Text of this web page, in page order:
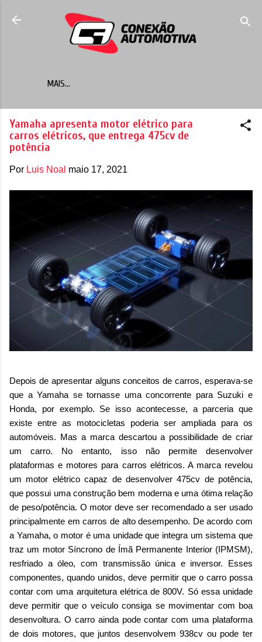
Pular para o conteúdo principal
MAIS…
Yamaha apresenta motor elétrico para
carros elétricos, que entrega 475cv de
potência
Por Luis Noal maio 17, 2021
Depois de apresentar alguns conceitos de carros, esperava-se
que a Yamaha se tornasse uma concorrente para Suzuki e
Honda, por exemplo. Se isso acontecesse, a parceria que
existe entre as motocicletas poderia ser ampliada para os
automóveis. Mas a marca descartou a possibilidade de criar
um carro. No entanto, isso não permite desenvolver
plataformas e motores para carros elétricos. A marca revelou
um motor elétrico capaz de desenvolver 475cv de potência,
que possui uma construção bem moderna e uma ótima relação
de peso/potência. O motor deve ser recomendado a ser usado
principalmente em carros de alto desempenho. De acordo com
a Yamaha, o motor é uma unidade que integra um sistema que
traz um motor Síncrono de Ímã Permanente Interior (IPMSM),
resfriado a óleo, com transmissão única e inversor. Esses
componentes, quando unidos, deve permitir que o carro possa
contar com uma arquitetura elétrica de 800V. Só essa unidade
deve permitir que o veículo consiga se movimentar com boa
desenvoltura. O carro ainda pode contar com uma plataforma
de dois motores, que juntos desenvolvem 938cv ou pode ter